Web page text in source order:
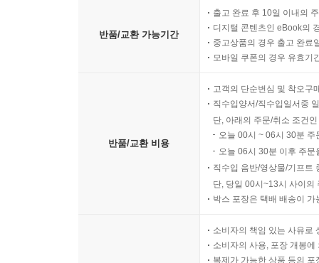
반품/교환 가능기간
출고 완료 후 10일 이내의
디지털 콘텐츠인 eBook의
중고상품의 경우 출고 완료
모바일 쿠폰의 경우 유효기
반품/교환 비용
고객의 단순변심 및 착오구
직수입양서/직수입일서중
단, 아래의 주문/취소 조건
오늘 00시 ~ 06시 30분
오늘 06시 30분 이후 주
직수입 음반/영상물/기프트
단, 당일 00시~13시 사이의
박스 포장은 택배 배송이
소비자의 책임 있는 사유로
소비자의 사용, 포장 개봉
복제가 가능한 상품 등의